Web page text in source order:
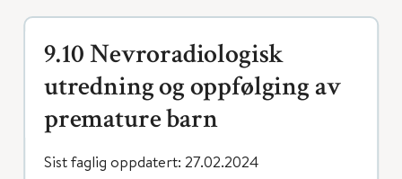
9.10 Nevroradiologisk
utredning og oppfølging av
premature barn
Sist faglig oppdatert: 27.02.2024